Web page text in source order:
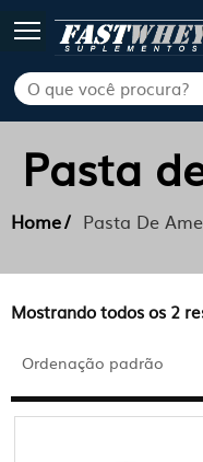
Pasta
Home Pasta De
Mostrando todos os 2